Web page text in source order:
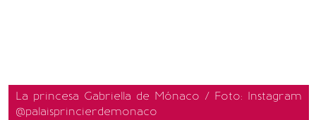
La princesa Gabriella de Mónaco / Foto: Instagram
@palaisprincierdemonaco